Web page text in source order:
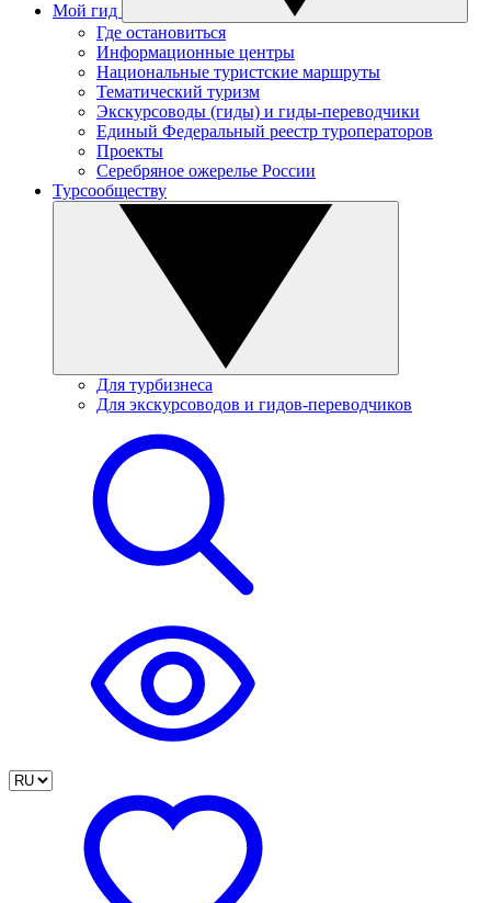
Мой гид
Где остановиться
Информационные центры
Национальные туристские маршруты
Тематический туризм
Экскурсоводы (гиды) и гиды-переводчики
Единый Федеральный реестр туроператоров
Проекты
Серебряное ожерелье России
Турсообществу
Для турбизнеса
Для экскурсоводов и гидов-переводчиков